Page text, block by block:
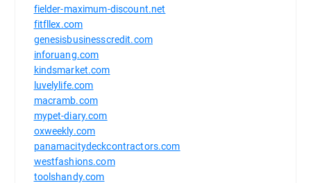
fielder-maximum-discount.net
fitfllex.com
genesisbusinesscredit.com
inforuang.com
kindsmarket.com
luvelylife.com
macramb.com
mypet-diary.com
oxweekly.com
panamacitydeckcontractors.com
westfashions.com
toolshandy.com